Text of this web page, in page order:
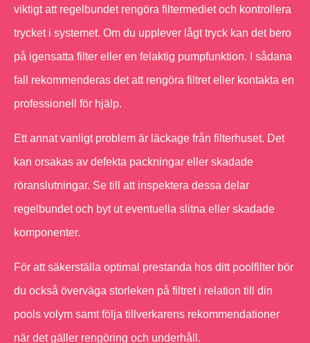
viktigt att regelbundet rengöra filtermediet och kontrollera
trycket i systemet. Om du upplever lågt tryck kan det bero
på igensatta filter eller en felaktig pumpfunktion. I sådana
fall rekommenderas det att rengöra filtret eller kontakta en
professionell för hjälp.
Ett annat vanligt problem är läckage från filterhuset. Det
kan orsakas av defekta packningar eller skadade
röranslutningar. Se till att inspektera dessa delar
regelbundet och byt ut eventuella slitna eller skadade
komponenter.
För att säkerställa optimal prestanda hos ditt poolfilter bör
du också överväga storleken på filtret i relation till din
pools volym samt följa tillverkarens rekommendationer
när det gäller rengöring och underhåll.